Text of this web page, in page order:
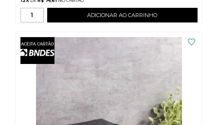
ADICIONAR AO CARRINHO